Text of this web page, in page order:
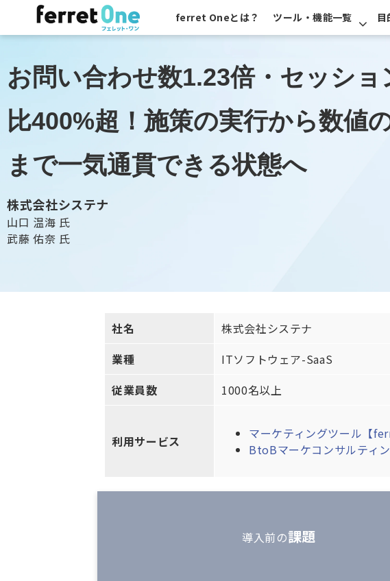
ferret Oneとは？ ツール・機能一覧
お問い合わせ数1.23倍・セッショ
比400%超！施策の実行から数値
まで一気通貫できる状態へ
株式会社システナ
山口 温海 氏
武藤 佑奈 氏
社名
株式会社システナ
業種
ITソフトウェア-SaaS
従業員数
1000名以上
利用サービス
マーケティングツール【
BtoBマーケコンサルティ
導入前の課題